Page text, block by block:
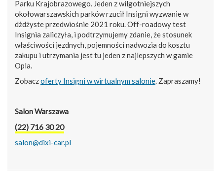
Parku Krajobrazowego. Jeden z wilgotniejszych
okołowarszawskich parków rzucił Insigni wyzwanie w
dżdżyste przedwiośnie 2021 roku. Off-roadowy test
Insignia zaliczyła, i podtrzymujemy zdanie, że stosunek
właściwości jezdnych, pojemności nadwozia do kosztu
zakupu i utrzymania jest tu jeden z najlepszych w gamie
Opla.
Zobaczoferty Insigni w wirtualnym salonie. Zapraszamy!
Salon Warszawa
(22) 716 30 20
salon@dixi-car.pl